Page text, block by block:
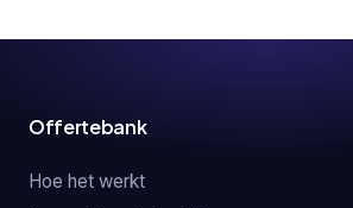
Offertebank
Hoe het werkt